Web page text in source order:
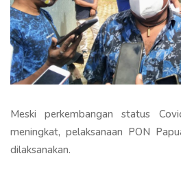
Meski perkembangan status
meningkat, pelaksanaan PON
dilaksanakan.